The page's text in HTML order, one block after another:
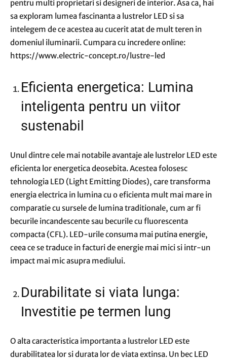
pentru multi proprietari si designeri de interior. Asa ca, hai
sa exploram lumea fascinanta a lustrelor LED si sa
intelegem de ce acestea au cucerit atat de mult teren in
domeniul iluminarii. Cumpara cu incredere online:
https://www.electric-concept.ro/lustre-led
Eficienta energetica: Lumina
inteligenta pentru un viitor
sustenabil
Unul dintre cele mai notabile avantaje ale lustrelor LED este
eficienta lor energetica deosebita. Acestea folosesc
tehnologia LED (Light Emitting Diodes), care transforma
energia electrica in lumina cu o eficienta mult mai mare in
comparatie cu sursele de lumina traditionale, cum ar fi
becurile incandescente sau becurile cu fluorescenta
compacta (CFL). LED-urile consuma mai putina energie,
ceea ce se traduce in facturi de energie mai mici si intr-un
impact mai mic asupra mediului.
Durabilitate si viata lunga:
Investitie pe termen lung
O alta caracteristica importanta a lustrelor LED este
durabilitatea lor si durata lor de viata extinsa. Un bec LED